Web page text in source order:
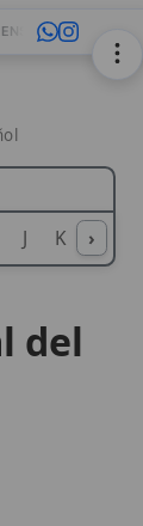
WEBMASTERS
K L M
›